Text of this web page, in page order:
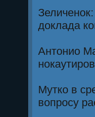
доклада
Антонио
Мутко в
вопросу